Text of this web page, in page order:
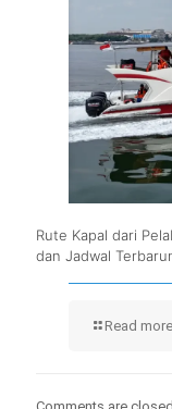
Rute Kapal dari
dan Jadwal
Read more